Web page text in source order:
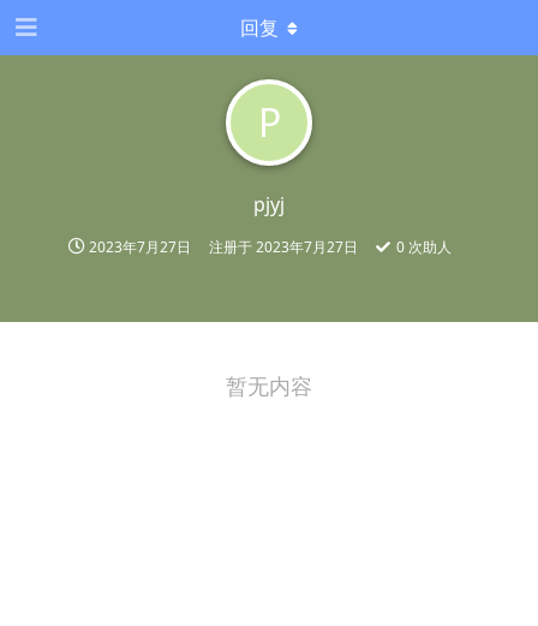
P
pjyj
2023年7月27日 注册于2023年7月27日 0 次助人
回复
暂无内容